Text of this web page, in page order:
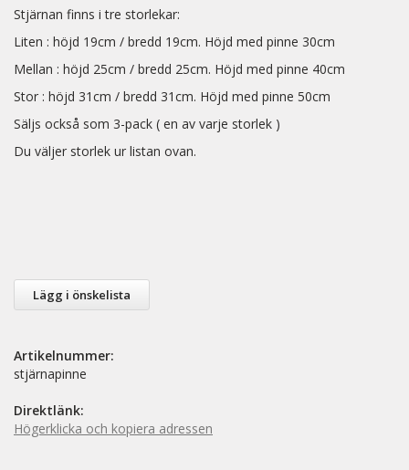
Stjärnan finns i tre storlekar:
Liten : höjd 19cm / bredd 19cm. Höjd med pinne 30cm
Mellan : höjd 25cm / bredd 25cm. Höjd med pinne 40cm
Stor : höjd 31cm / bredd 31cm. Höjd med pinne 50cm
Säljs också som 3-pack ( en av varje storlek )
Du väljer storlek ur listan ovan.
Lägg i önskelista
Artikelnummer:
stjärnapinne
Direktlänk:
Högerklicka och kopiera adressen